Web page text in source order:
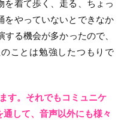
を着て歩く、走る、ちょっ
をやっていないとできなか
る機会が多かったので、
ことは勉強したつもりで
す。それでもコミュニケ
して、音声以外にも様々